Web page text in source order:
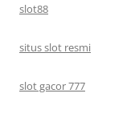
slot88
situs slot resmi
slot gacor 777